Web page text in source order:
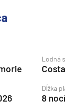
Lodná
Dĺžka
8 nocí